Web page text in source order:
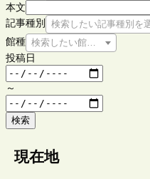
本文
記事種別
検索したい記事種別を
館種 検索したい館種を選択してく
投稿日
～
検索
現在地